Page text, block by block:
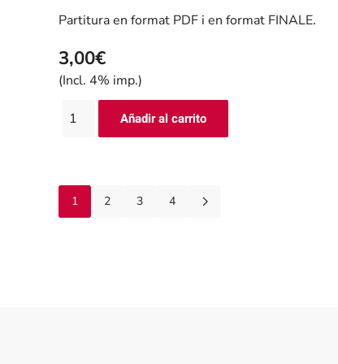
Partitura en format PDF i en format FINALE.
3,00€
(Incl. 4% imp.)
1 2 3 4